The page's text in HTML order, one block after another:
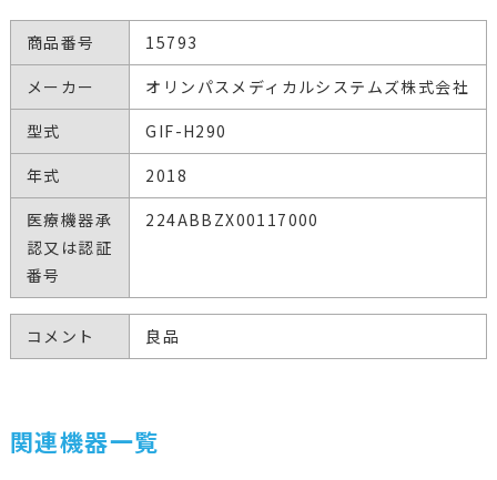
商品番号
15793
メーカー
オリンパスメディカルシステムズ株式会社
型式
GIF-H290
年式
2018
医療機器承
認又は認証
番号
224ABBZX00117000
コメント 良品
関連機器一覧